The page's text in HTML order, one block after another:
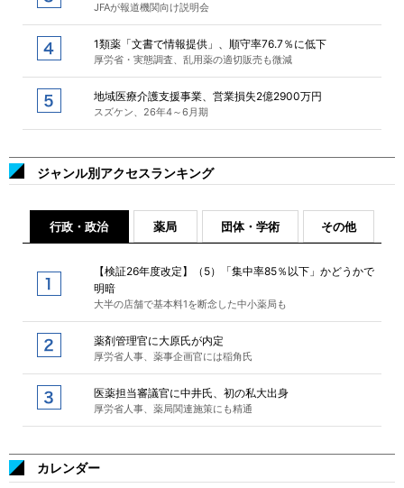
JFAが報道機関向け説明会
1類薬「文書で情報提供」、順守率76.7％に低下
厚労省・実態調査、乱用薬の適切販売も微減
地域医療介護支援事業、営業損失2億2900万円
スズケン、26年4～6月期
ジャンル別アクセスランキング
行政・政治 薬局 団体・学術 その他
【検証26年度改定】（5）「集中率85％以下」かどうかで
明暗
大半の店舗で基本料1を断念した中小薬局も
薬剤管理官に大原氏が内定
厚労省人事、薬事企画官には稲角氏
医薬担当審議官に中井氏、初の私大出身
厚労省人事、薬局関連施策にも精通
カレンダー